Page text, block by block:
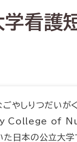
看護
やしりつだいが
of
日本の公立大